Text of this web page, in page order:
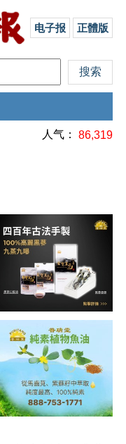
电子报 正體版
人气： 86,319